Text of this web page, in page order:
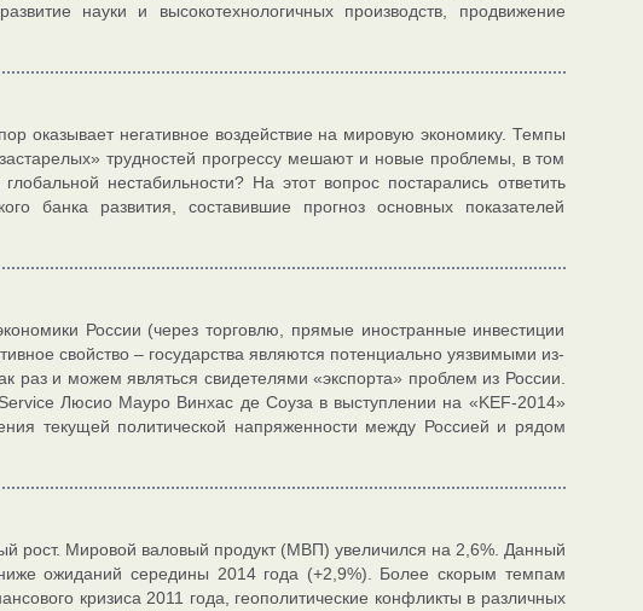
науки и высокотехнологичных производств, продвижение
оказывает негативное воздействие на мировую экономику. Темпы
трудностей прогрессу мешают и новые проблемы, в том
нестабильности? На этот вопрос постарались ответить
банка развития, составившие прогноз основных показателей
России (через торговлю, прямые иностранные инвестиции
свойство – государства являются потенциально уязвимыми из-
и можем являться свидетелями «экспорта» проблем из России.
Люсио Мауро Винхас де Соуза в выступлении на «KEF-2014»
текущей политической напряженности между Россией и рядом
рост. Мировой валовый продукт (МВП) увеличился на 2,6%. Данный
ожиданий середины 2014 года (+2,9%). Более скорым темпам
кризиса 2011 года, геополитические конфликты в различных